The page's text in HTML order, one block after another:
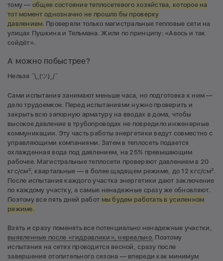
тому — общее состояние теплосетевого хозяйства, которое на
тот момент однозначно не прошло бы проверку
давлением. Проверяли только магистральные тепловые сети на
улицах Пушкина и Тельмана. Жили по принципу: «Авось и так
сойдёт».
А можно побыстрее?
Нельзя ¯\_(ツ)_/¯
Сами испытания занимают меньше часа, но подготовка к ним —
дело трудоемкое. Перед испытаниями нужно проверить и
закрыть всю запорную арматуру на вводах в дома, чтобы
высокое давление в трубопроводах не повредило инженерные
коммуникации. Эту часть работы энергетики ведут совместно с
управляющими компаниями. Затем в теплосеть подается
охлажденная вода под давлением, на 25% превышающим
рабочее. Магистральные теплосети проверяют давлением в 20
кгс/см², квартальные — в более щадящем режиме, до 12 кгс/см².
После испытания каждого участка энергетики дают заключение
по каждому участку, а самые ненадежные сразу же обновляют.
Поэтому все пять дней работ мы будем работать в усиленном
режиме.
Взять и сразу поменять все потенциально ненадежные участки,
выявленные после «гидравлики», нереально. Поэтому
испытания на сетях проводится весной, сразу после
завершения отопительного сезона — впереди как минимум